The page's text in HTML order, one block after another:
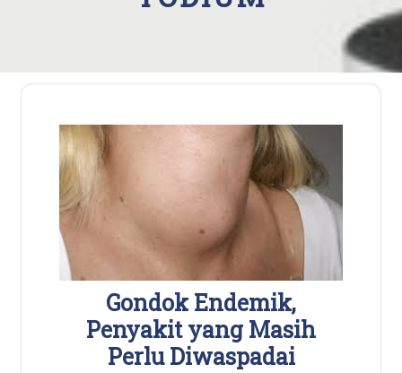
Gondok Endemik,
Penyakit yang Masih
Perlu Diwaspadai